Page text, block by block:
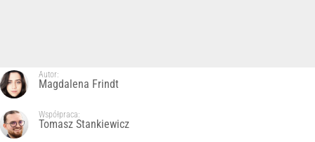
Autor:
Magdalena Frindt
Współpraca:
Tomasz Stankiewicz